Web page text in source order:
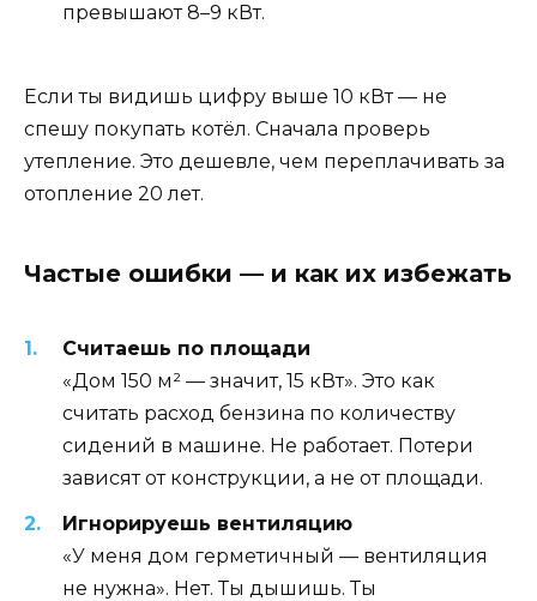
превышают 8–9 кВт.
Если ты видишь цифру выше 10 кВт — не
спешу покупать котёл. Сначала проверь
утепление. Это дешевле, чем переплачивать за
отопление 20 лет.
Частые ошибки — и как их избежать
Считаешь по площади
«Дом 150 м² — значит, 15 кВт». Это как
считать расход бензина по количеству
сидений в машине. Не работает. Потери
зависят от конструкции, а не от площади.
Игнорируешь вентиляцию
«У меня дом герметичный — вентиляция
не нужна». Нет. Ты дышишь. Ты